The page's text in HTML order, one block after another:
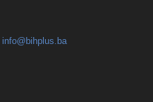
info@bihplus.ba